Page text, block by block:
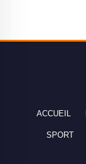
ACCUEIL
SPORT